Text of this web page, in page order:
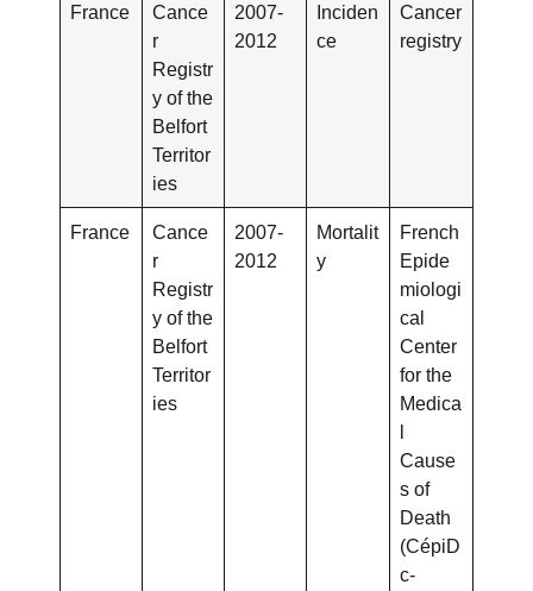
France
Cance
r
Registr
y of the
Belfort
Territor
ies
2007-
2012
Inciden
ce
Cancer
registry
France
Cance
r
Registr
y of the
Belfort
Territor
ies
2007-
2012
Mortalit
y
French
Epide
miologi
cal
Center
for the
Medica
Cause
s of
Death
(CépiD
c-